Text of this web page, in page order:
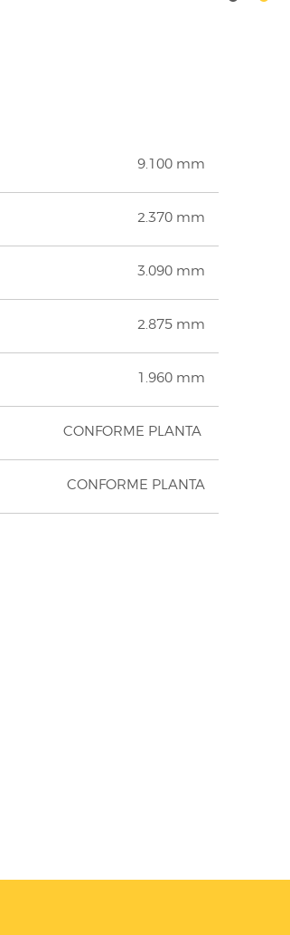
9.100 mm
2.370 mm
3.090 mm
2.875 mm
1.960 mm
CONFORME PLANTA
CONFORME PLANTA